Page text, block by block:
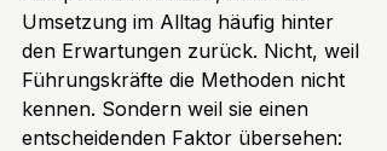
Umsetzung im Alltag häufig hinter
den Erwartungen zurück. Nicht, weil
Führungskräfte die Methoden nicht
kennen. Sondern weil sie einen
entscheidenden Faktor übersehen: